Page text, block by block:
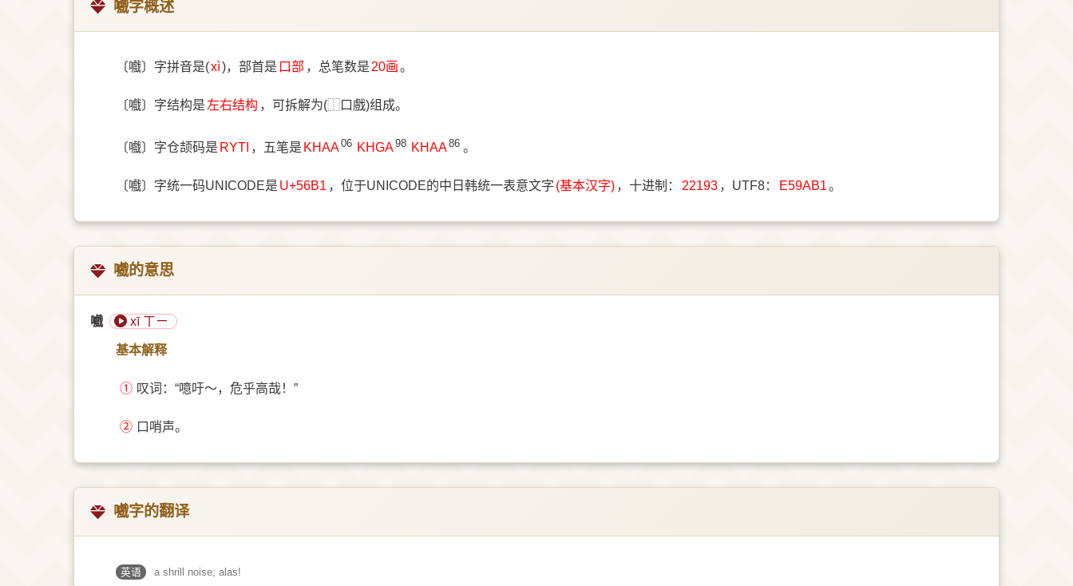
嚱字概述
〔嚱〕字拼音是(xì)，部首是 ⼝部 ，总笔数是 20画。
〔嚱〕字结构是 左右结构 ，可拆解为(⿰口戲)组成。
〔嚱〕字仓颉码是 RYTI ，五笔是 KHAA06 KHGA98 KHAA86 。
〔嚱〕字统一码UNICODE是 U+56B1 ，位于UNICODE的中日韩统一表意文字 (基本汉字) ，十进制： 22193 ，UTF8： E59AB1。
嚱的意思
嚱 xī ㄒㄧ
基本解释
① 叹词：“噫吁～，危乎高哉！”
② 口哨声。
嚱字的翻译
英语 a shrill noise; alas!